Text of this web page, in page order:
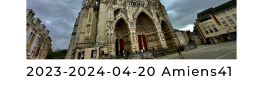
2023-2024-04-20 Amiens41